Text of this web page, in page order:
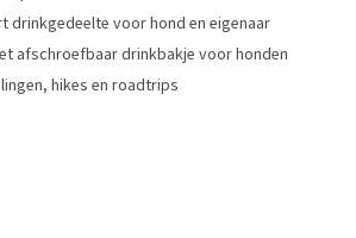
drinkgedeelte voor hond en eigenaar
afschroefbaar drinkbakje voor honden
hikes en roadtrips